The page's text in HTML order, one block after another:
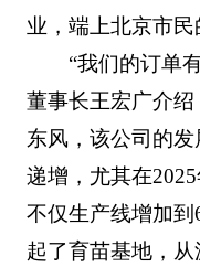
业，端上北京市民
“我们的订单有
董事长王宏广介
东风，该公司的
递增，尤其在
不仅生产线增加
起了育苗基地，从